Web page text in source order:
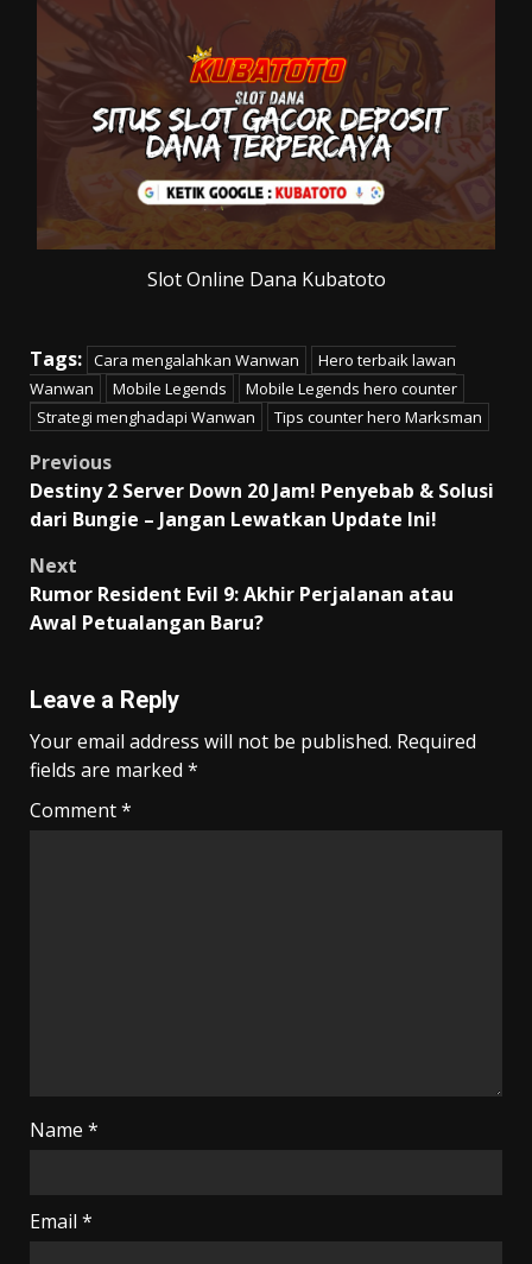
Slot Online Dana Kubatoto
Tags: Cara mengalahkan Wanwan
Hero terbaik lawan
Wanwan
Mobile Legends
Mobile Legends hero counter
Strategi menghadapi Wanwan
Tips counter hero Marksman
Post
navigation
Previous
Destiny 2 Server Down 20 Jam! Penyebab & Solusi
dari Bungie – Jangan Lewatkan Update Ini!
Next
Rumor Resident Evil 9: Akhir Perjalanan atau
Awal Petualangan Baru?
Leave a Reply
Your email address will not be published. Required
fields are marked *
Comment*
Name *
Email *